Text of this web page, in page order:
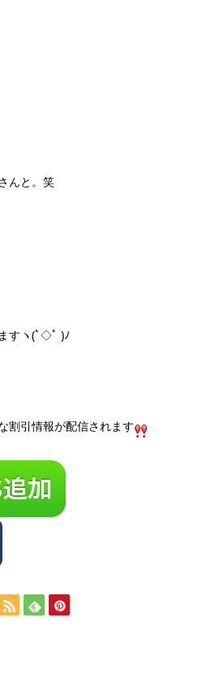
んと。笑
すヽ(ﾟ◇ﾟ )ﾉ
割引情報が配信されます